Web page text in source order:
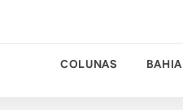
COLUNAS BAHIA